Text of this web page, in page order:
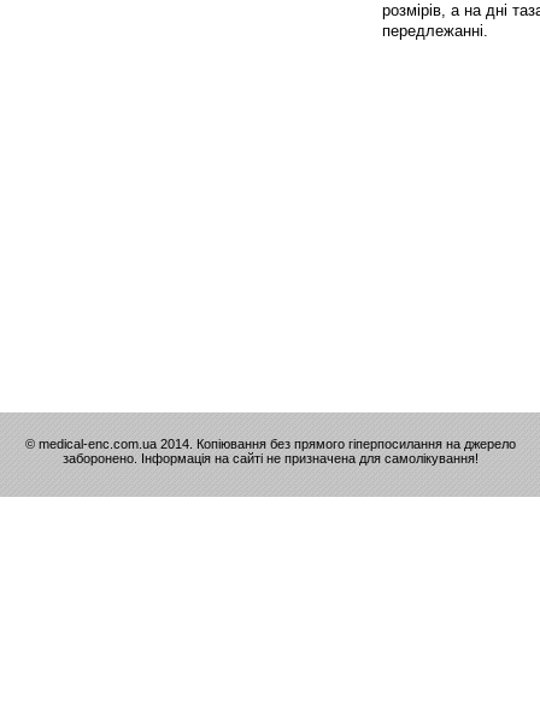
розмірів, а на дні
передлежанні.
© medical-enc.com.ua 2014. Копіювання без прямого гіперпосилання на джерело
заборонено. Інформація на сайті не призначена для самолікування!